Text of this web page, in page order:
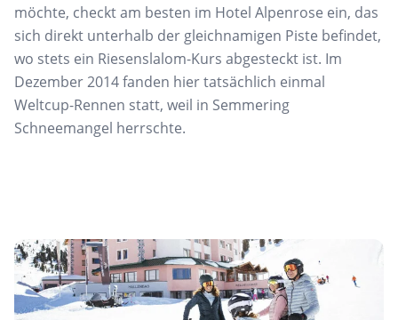
möchte, checkt am besten im Hotel Alpenrose ein, das
sich direkt unterhalb der gleichnamigen Piste befindet,
wo stets ein Riesenslalom-Kurs abgesteckt ist. Im
Dezember 2014 fanden hier tatsächlich einmal
Weltcup-Rennen statt, weil in Semmering
Schneemangel herrschte.